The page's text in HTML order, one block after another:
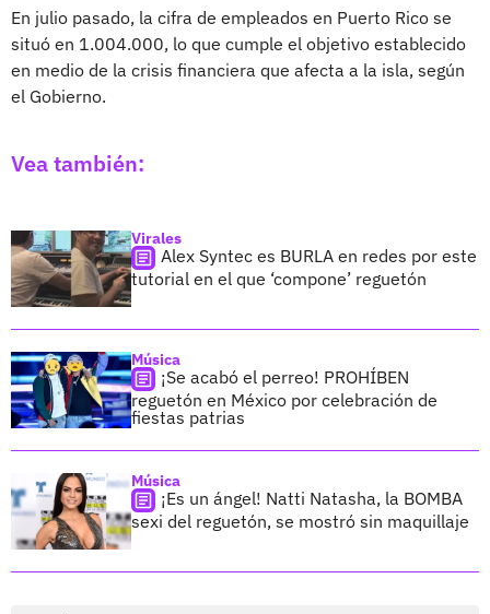
En julio pasado, la cifra de empleados en Puerto Rico se
situó en 1.004.000, lo que cumple el objetivo establecido
en medio de la crisis financiera que afecta a la isla, según
el Gobierno.
Vea también:
Virales
Alex Syntec es BURLA en redes por este
tutorial en el que ‘compone’ reguetón
Música
¡Se acabó el perreo! PROHÍBEN
reguetón en México por celebración de
fiestas patrias
Música
¡Es un ángel! Natti Natasha, la BOMBA
sexi del reguetón, se mostró sin maquillaje